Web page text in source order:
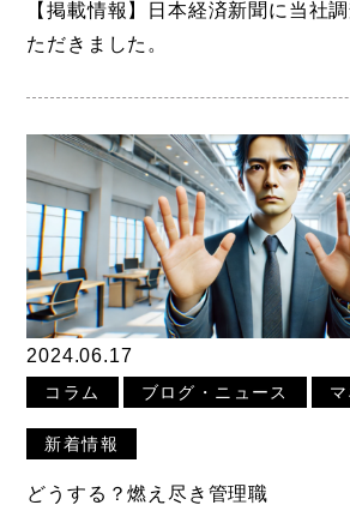
【掲載情報】日本経済新聞に当社
ただきました。
2024.06.17
コラム ブログ・ニュース
新着情報
どうする？燃え尽き管理職